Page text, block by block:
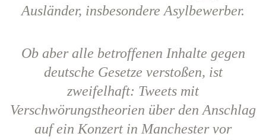
Ausländer, insbesondere Asylbewerber.
Ob aber alle betroffenen Inhalte gegen
deutsche Gesetze verstoßen, ist
zweifelhaft: Tweets mit
Verschwörungstheorien über den Anschlag
auf ein Konzert in Manchester vor